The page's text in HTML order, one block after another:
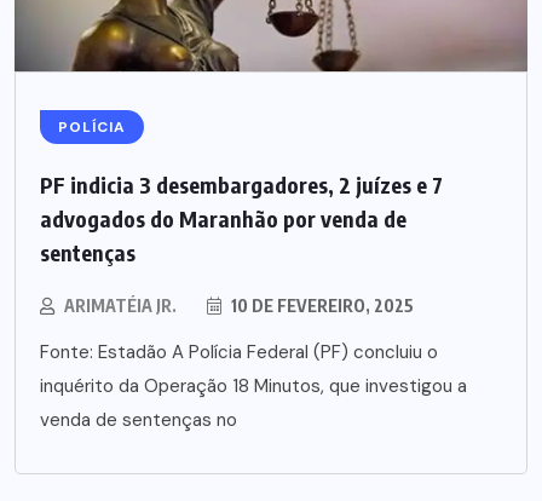
POLÍCIA
PF indicia 3 desembargadores, 2 juízes e 7
advogados do Maranhão por venda de
sentenças
ARIMATÉIA JR. 10 DE FEVEREIRO, 2025
Fonte: Estadão A Polícia Federal (PF) concluiu o
inquérito da Operação 18 Minutos, que investigou a
venda de sentenças no